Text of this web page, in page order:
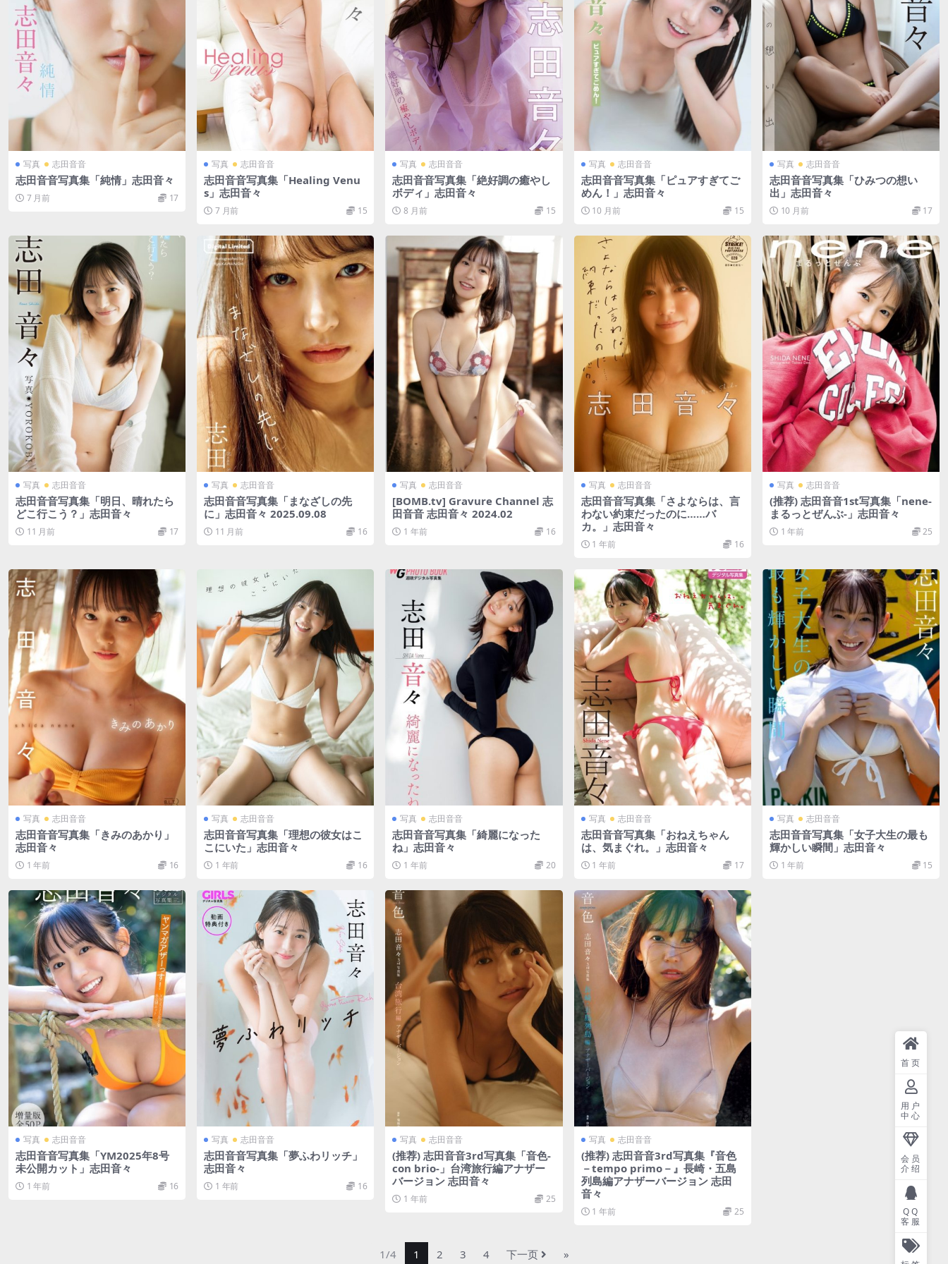
写真 志田音音
志田音音写真集「純情」志田音々
7 月前 17
写真 志田音音
志田音音写真集「Healing Venu
s」志田音々
7 月前 15
写真 志田音音
志田音音写真集「絶好調の癒やし
ボディ」志田音々
8 月前 15
写真 志田音音
志田音音写真集「ピュアすぎてご
めん！」志田音々
10 月前 15
写真 志田音音
志田音音写真集「ひみつの想い
出」志田音々
10 月前 17
写真 志田音音
志田音音写真集「明日、晴れたら
どこ行こう？」志田音々
11 月前 17
写真 志田音音
志田音音写真集「まなざしの先
に」志田音々 2025.09.08
11 月前 16
写真 志田音音
[BOMB.tv] Gravure Channel 志
田音音 志田音々 2024.02
1 年前 16
写真 志田音音
志田音音写真集「さよならは、言
わない約束だったのに……バ
カ。」志田音々
1 年前 16
写真 志田音音
(推荐) 志田音音1st写真集「nene-
まるっとぜんぶ-」志田音々
1 年前 25
写真 志田音音
志田音音写真集「きみのあかり」
志田音々
1 年前 16
写真 志田音音
志田音音写真集「理想の彼女はこ
こにいた」志田音々
1 年前 16
写真 志田音音
志田音音写真集「綺麗になった
ね」志田音々
1 年前 20
写真 志田音音
志田音音写真集「おねえちゃん
は、気まぐれ。」志田音々
1 年前 17
写真 志田音音
志田音音写真集「女子大生の最も
輝かしい瞬間」志田音々
1 年前 15
写真 志田音音
志田音音写真集​「YM2025年8号
未公開カット」志田音々
1 年前 16
写真 志田音音
志田音音写真集「夢ふわリッチ」
志田音々
1 年前 16
写真 志田音音
(推荐) 志田音音3rd写真集「音色-
con brio-」台湾旅行編アナザー
バージョン 志田音々
1 年前 25
写真 志田音音
(推荐) 志田音音3rd写真集『音色
－tempo primo－』長崎・五島
列島編アナザーバージョン 志田
音々
1 年前 25
1/4 1 2 3 4 下一页 »
首页
用户
中心
会员
介绍
QQ
客服